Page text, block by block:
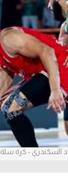
السكندري - كرة سلة